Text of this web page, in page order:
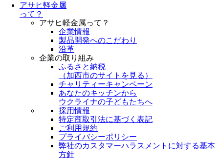
アサヒ軽金属
って？
アサヒ軽金属って？
企業情報
製品開発へのこだわり
沿革
企業の取り組み
ふるさと納税
（加西市のサイトを見る ）
チャリティーキャンペーン
あなたのキッチンから
ウクライナの子どもたちへ
採用情報
特定商取引法に基づく表記
ご利用規約
プライバシーポリシー
弊社のカスタマーハラスメントに対する基本
方針